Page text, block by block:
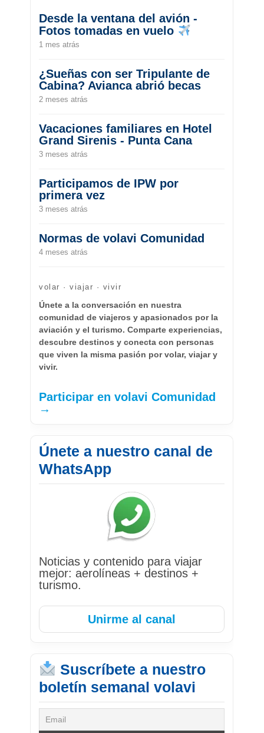
Desde la ventana del avión -
Fotos tomadas en vuelo
1 mes atrás
¿Sueñas con ser Tripulante de
Cabina? Avianca abrió becas
2 meses atrás
Vacaciones familiares en Hotel
Grand Sirenis - Punta Cana
3 meses atrás
Participamos de IPW por
primera vez
3 meses atrás
Normas de volavi Comunidad
4 meses atrás
volar · viajar · vivir
Únete a la conversación en nuestra
comunidad de viajeros y apasionados por la
aviación y el turismo. Comparte experiencias,
descubre destinos y conecta con personas
que viven la misma pasión por volar, viajar y
vivir.
Participar en volavi Comunidad
→
Únete a nuestro canal de
WhatsApp
Noticias y contenido para viajar
mejor: aerolíneas + destinos +
turismo.
Unirme al canal
Suscríbete a nuestro
boletín semanal volavi